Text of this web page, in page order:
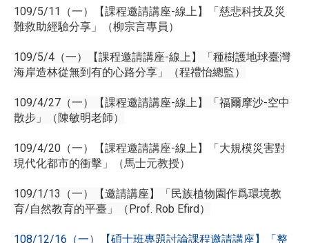
109/5/11（一）【課程邀請講座-線上】「慈悲科技及災
難救助經驗分享」（柳宗言專員）
109/5/4（一）【課程邀請講座-線上】「種樹護地球臺灣
海岸造林從無到有的心路分享」（程禮怡總監）
109/4/27（一）【課程邀請講座-線上】「福爾摩沙-空中
散步」（陳敏明老師）
109/4/20（一）【課程邀請講座-線上】「大規模災害對
現代化都市的衝擊」（馬士元教授）
109/1/13（一）【邀請講座】「民族植物園作爲環境教
育/自然教育的平臺」（Prof. Rob Efird）
108/12/16（一）【碩士班專題討論課程邀請講座】「整